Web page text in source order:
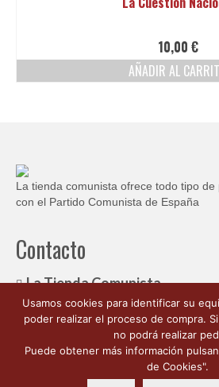
10,00 €
AÑADIR AL
La tienda comunista ofrece todo tipo
con el Partido Comunista de España
Contacto
La Tienda Comunista
c/ Ambrosio de Morales, 1
Córdoba España 14003
662 176 563
info@latiendacomunista.es
Usamos cookies para identificar su
poder realizar el proceso de compra.
no podrá realizar
Puede obtener más información
de Cookies".